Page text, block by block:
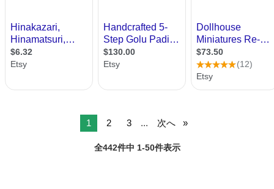
1 2 3 ... 次へ
全442件中 1-50件表示